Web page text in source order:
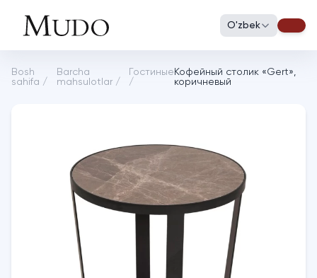
O'zbek
Bosh
sahifa /
Barcha
mahsulotlar/
Гостиные
/
Кофейный столик «Gert»,
коричневый